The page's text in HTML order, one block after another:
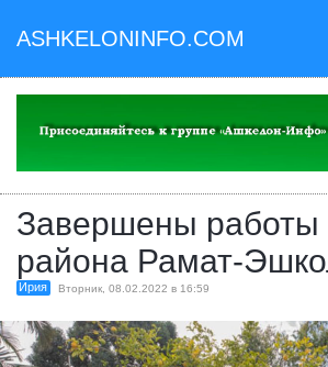
ASHKELONINFO.COM
Завершены работы
района Рамат-
Ирия Вторник, 08.02.2022 в 16:59